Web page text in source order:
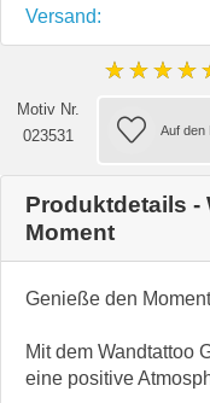
Versand:
Motiv Nr.
023531
Produktdetails -
Moment
Genieße den Moment
Mit dem Wandtattoo
eine positive